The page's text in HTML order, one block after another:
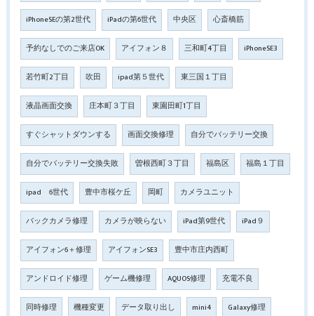
iPhoneSEの第2世代 iPadの第6世代 中央区 心斎橋筋
予約なしでのご来店OK アイフォン８ 三和町4丁目 iPhoneSE3
若竹町2丁目 吹田 ipad第５世代 東三国１丁目
液晶画面交換 庄本町３丁目 東園田町1丁目
すぐシャットダウンする 画面交換修理 自分でバッテリー交換
自分でバッテリー交換失敗 曽根西町３丁目 福島区 福島１丁目
ipad 6世代 豊中市桜ケ丘 岡町 カメラユニット
バックカメラ修理 カメラが映らない iPad第9世代 iPad９
アイフォン6＋修理 アイフォンSE3 豊中市庄内西町
アンドロイド修理 ゲーム機修理 AQUOS修理 充電不良
同時修理 機種変更 データ取り出し mini4 Galaxy修理